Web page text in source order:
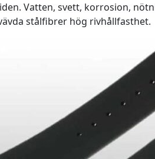
Vatten, svett, korrosion,
stålfibrer hög rivhållfasthet.